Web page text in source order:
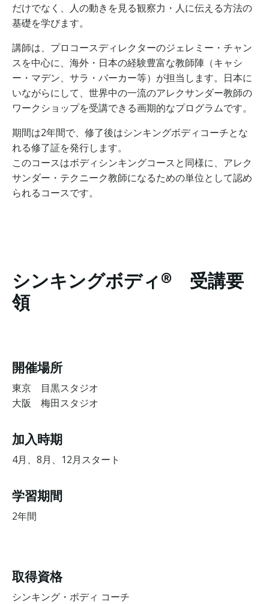
だけでなく、人の動きを見る観察力・人に伝える方法の
基礎を学びます。
講師は、プロコースディレクターのジェレミー・チャン
スを中心に、海外・日本の経験豊富な教師陣（キャシ
ー・マデン、サラ・バーカー等）が担当します。日本に
いながらにして、世界中の一流のアレクサンダー教師の
ワークショップを受講できる画期的なプログラムです。
期間は2年間で、修了後はシンキングボディコーチとな
れる修了証を発行します。
このコースはボディシンキングコースと同様に、アレク
サンダー・テクニーク教師になるための単位として認め
られるコースです。
シンキングボディ® 受講要
領
開催場所
東京 目黒スタジオ
大阪 梅田スタジオ
加入時期
4月、8月、12月スタート
学習期間
2年間
取得資格
シンキング・ボディ コーチ